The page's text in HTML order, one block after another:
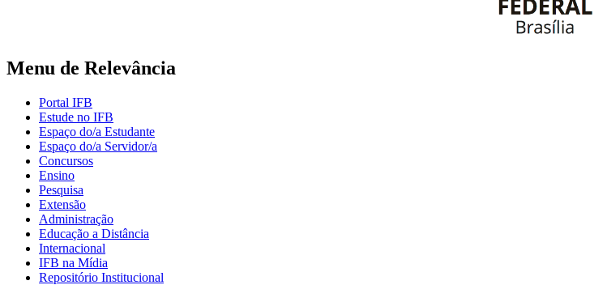
Menu de Relevância
Portal IFB
Estude no IFB
Espaço do/a Estudante
Espaço do/a Servidor/a
Concursos
Ensino
Pesquisa
Extensão
Administração
Educação a Distância
Internacional
IFB na Mídia
Repositório Institucional